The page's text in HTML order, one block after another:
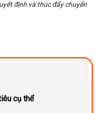
định và thúc đẩy chuyển
cụ thể